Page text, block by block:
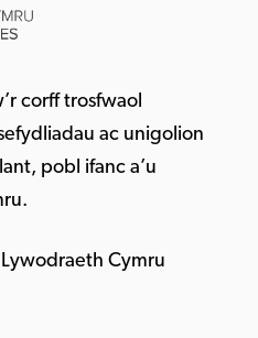
corff trosfwaol
ac unigolion
pobl ifanc a’u
Cymru